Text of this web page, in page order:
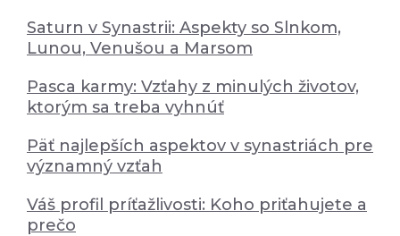
Saturn v Synastrii: Aspekty so Slnkom,
Lunou, Venušou a Marsom
Pasca karmy: Vzťahy z minulých životov,
ktorým sa treba vyhnúť
Päť najlepších aspektov v synastriách pre
významný vzťah
Váš profil príťažlivosti: Koho priťahujete a
prečo